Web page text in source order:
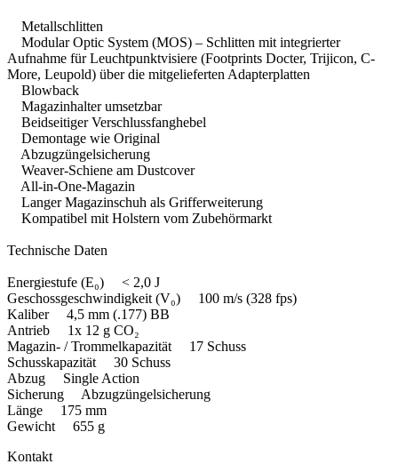
Metallschlitten
Modular Optic System (MOS) – Schlitten mit integrierter
Aufnahme für Leuchtpunktvisiere (Footprints Docter, Trijicon, C-
More, Leupold) über die mitgelieferten Adapterplatten
Blowback
Magazinhalter umsetzbar
Beidseitiger Verschlussfanghebel
Demontage wie Original
Abzugzüngelsicherung
Weaver-Schiene am Dustcover
All-in-One-Magazin
Langer Magazinschuh als Grifferweiterung
Kompatibel mit Holstern vom Zubehörmarkt
Technische Daten
Energiestufe (E₀) < 2,0 J
Geschossgeschwindigkeit (V₀) 100 m/s (328 fps)
Kaliber 4,5 mm (.177) BB
Antrieb 1x 12 g CO₂
Magazin- / Trommelkapazität 17 Schuss
Schusskapazität 30 Schuss
Abzug Single Action
Sicherung Abzugzüngelsicherung
Länge 175 mm
Gewicht 655 g
Kontakt